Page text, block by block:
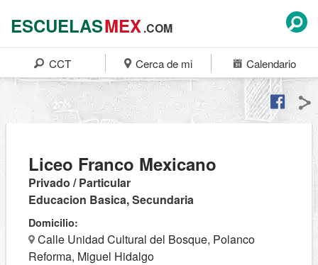
ESCUELASMEX.COM
CCT Cerca de mi Calendario
Liceo Franco Mexicano
Privado / Particular
Educacion Basica, Secundaria
Domicilio:
Calle Unidad Cultural del Bosque, Polanco
Reforma, Miguel Hidalgo